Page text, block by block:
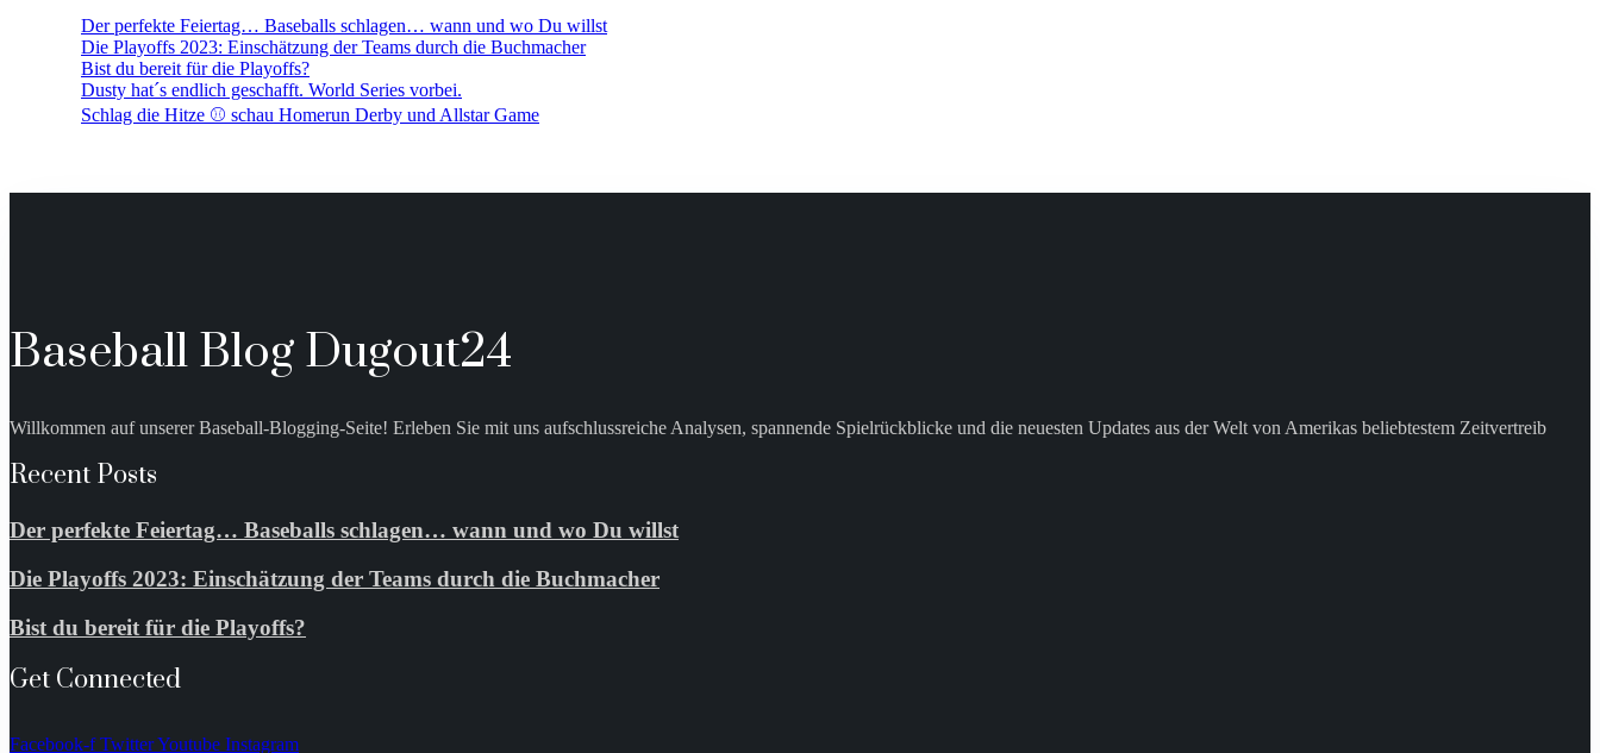
Der perfekte Feiertag… Baseballs schlagen… wann und wo Du willst
Die Playoffs 2023: Einschätzung der Teams durch die Buchmacher
Bist du bereit für die Playoffs?
Dusty hat´s endlich geschafft. World Series vorbei.
Schlag die Hitze ⚾️ schau Homerun Derby und Allstar Game
Baseball Blog Dugout24
Willkommen auf unserer Baseball-Blogging-Seite! Erleben Sie mit uns aufschlussreiche Analysen, spannende Spielrückblicke und die neuesten Updates aus der Welt von Amerikas beliebtestem Zeitvertreib
Recent Posts
Der perfekte Feiertag… Baseballs schlagen… wann und wo Du willst
Die Playoffs 2023: Einschätzung der Teams durch die Buchmacher
Bist du bereit für die Playoffs?
Get Connected
Facebook-f TwitterYoutube Instagram